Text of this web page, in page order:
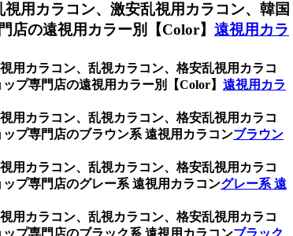
用カラコン、激安乱視用カラコン、韓国
の遠視用カラー別【Color】 遠視用カラ
用カラコン、乱視カラコン、格安乱視用カラコ
プ専門店の遠視用カラー別【Color】 遠視用カラ
用カラコン、乱視カラコン、格安乱視用カラコ
プ専門店のブラウン系 遠視用カラコンブラウン
用カラコン、乱視カラコン、格安乱視用カラコ
プ専門店のグレー系 遠視用カラコングレー系 遠
用カラコン、乱視カラコン、格安乱視用カラコ
プ専門店のブラック系 遠視用カラコンブラック